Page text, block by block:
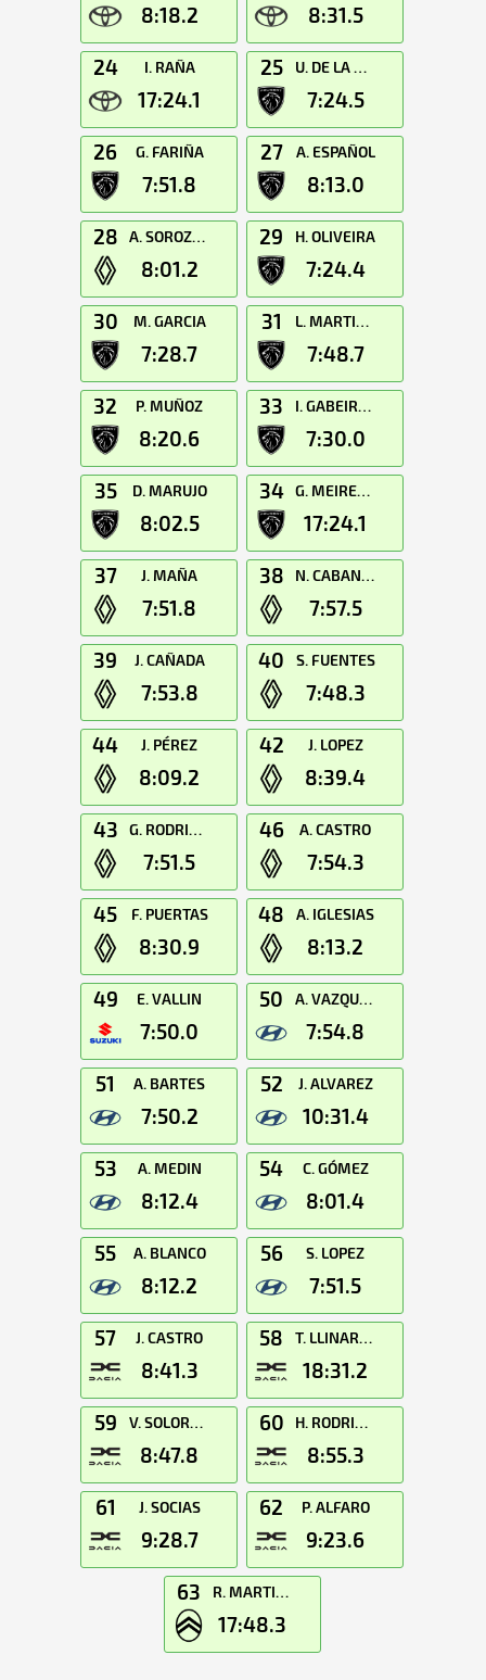
8:18.2 8:31.5
24 I. RAÑA
17:24.1
25 U. DE LA DEHESA
7:24.5
26 G. FARIÑA
7:51.8
27 A. ESPAÑOL
8:13.0
28 A. SOROZABAL
8:01.2
29 H. OLIVEIRA
7:24.4
30 M. GARCIA
7:28.7
31 L. MARTINEZ
7:48.7
32 P. MUÑOZ
8:20.6
33 I. GABEIRAS
7:30.0
35 D. MARUJO
8:02.5
34 G. MEIRELES
17:24.1
37 J. MAÑA
7:51.8
38 N. CABANES
7:57.5
39 J. CAÑADA
7:53.8
40 S. FUENTES
7:48.3
44 J. PÉREZ
8:09.2
42 J. LOPEZ
8:39.4
43 G. RODRIGUEZ
7:51.5
46 A. CASTRO
7:54.3
45 F. PUERTAS
8:30.9
48 A. IGLESIAS
8:13.2
49 E. VALLIN
7:50.0
50 A. VAZQUEZ
7:54.8
51 A. BARTES
7:50.2
52 J. ALVAREZ
10:31.4
53 A. MEDIN
8:12.4
54 C. GÓMEZ
8:01.4
55 A. BLANCO
8:12.2
56 S. LOPEZ
7:51.5
57 J. CASTRO
8:41.3
58 T. LLINARES
18:31.2
59 V. SOLORZANO
8:47.8
60 H. RODRIGUEZ
8:55.3
61 J. SOCIAS
9:28.7
62 P. ALFARO
9:23.6
63 R. MARTINEZ
17:48.3